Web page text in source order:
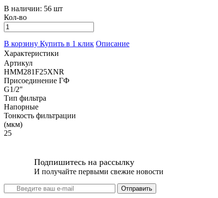
В наличии: 56 шт
Кол-во
В корзину Купить в 1 клик Описание
Характеристики
Артикул
HMM281F25XNR
Присоединение ГФ
G1/2"
Тип фильтра
Напорные
Тонкость фильтрации
(мкм)
25
Подпишитесь на рассылку
И получайте первыми свежие новости
Отправить